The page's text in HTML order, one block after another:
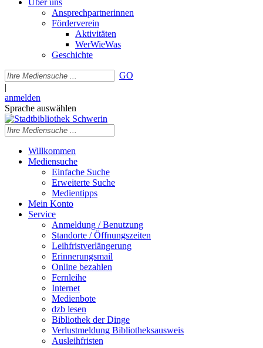
Über uns
Ansprechpartnerinnen
Förderverein
Aktivitäten
WerWieWas
Geschichte
GO
|
anmelden
Sprache auswählen
Willkommen
Mediensuche
Einfache Suche
Erweiterte Suche
Medientipps
Mein Konto
Service
Anmeldung / Benutzung
Standorte / Öffnungszeiten
Leihfristverlängerung
Erinnerungsmail
Online bezahlen
Fernleihe
Internet
Medienbote
dzb lesen
Bibliothek der Dinge
Verlustmeldung Bibliotheksausweis
Ausleihfristen